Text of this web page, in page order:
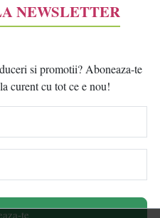
NEWSLETTER
si promotii? Aboneaza-te
curent cu tot ce e nou!
te